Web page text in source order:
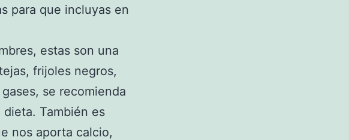
para que incluyas en
estas son una
frijoles negros,
se recomienda
También es
nos aporta calcio,